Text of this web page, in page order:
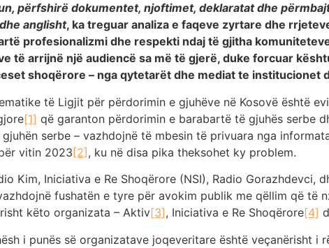
përfshirë dokumentet, njoftimet, deklaratat dhe
anglisht, ka treguar analiza e faqeve zyrtare dhe
profesionalizmi dhe respekti ndaj të gjitha
të arrijnë një audiencë sa më të gjerë, duke forcuar
shoqërore – nga qytetarët dhe mediat te institucionet
të Ligjit për përdorimin e gjuhëve në Kosovë është
[1] që garanton përdorimin e barabartë të gjuhës serbe
serbe – vazhdojnë të mbesin të privuara nga
vitin 2023[2], ku në disa pika theksohet ky problem.
Kim, Iniciativa e Re Shoqërore (NSI), Radio Gorazhdevci,
fushatën e tyre për avokim publik me qëllim që të
këto organizata – Aktiv[3], Iniciativa e Re Shoqërore[4]
i punës së organizatave joqeveritare është veçanërisht